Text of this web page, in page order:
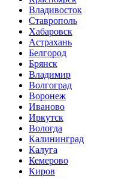
Владивосток
Ставрополь
Хабаровск
Астрахань
Белгород
Брянск
Владимир
Волгоград
Воронеж
Иваново
Иркутск
Вологда
Калининград
Калуга
Кемерово
Киров